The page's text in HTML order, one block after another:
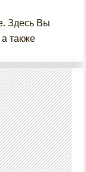
Здесь Вы
также